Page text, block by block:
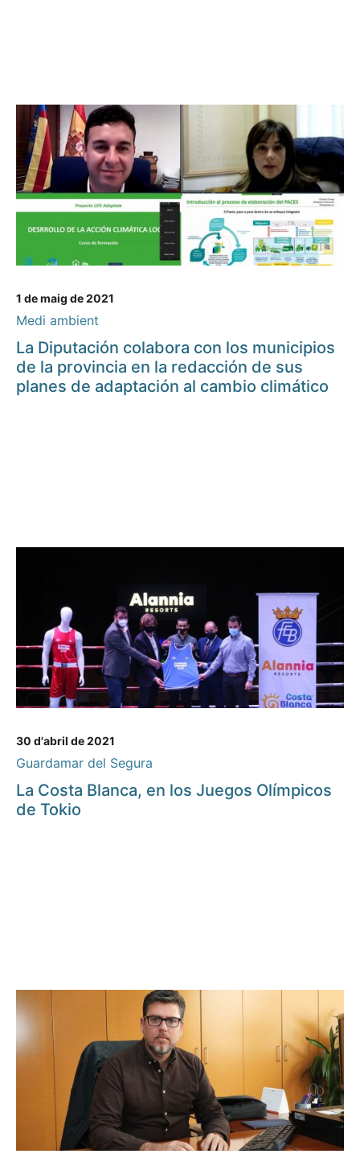
1 de maig de 2021
Medi ambient
La Diputación colabora con los municipios
de la provincia en la redacción de sus
planes de adaptación al cambio climático
30 d'abril de 2021
Guardamar del Segura
La Costa Blanca, en los Juegos Olímpicos
de Tokio